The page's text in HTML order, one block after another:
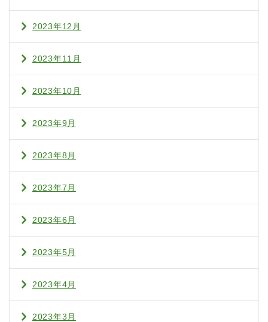
2023年12月
2023年11月
2023年10月
2023年9月
2023年8月
2023年7月
2023年6月
2023年5月
2023年4月
2023年3月